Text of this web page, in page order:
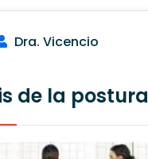
Dra. Vicencio
de la postura